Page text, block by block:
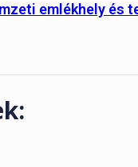
emlékhely és